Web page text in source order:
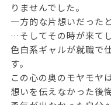
りませんでした。
一方的な片想いだった
…そしてその時が来てし
色白系ギャルが就職で
す。
この心の奥のモヤモヤ
想いを伝えなかった後